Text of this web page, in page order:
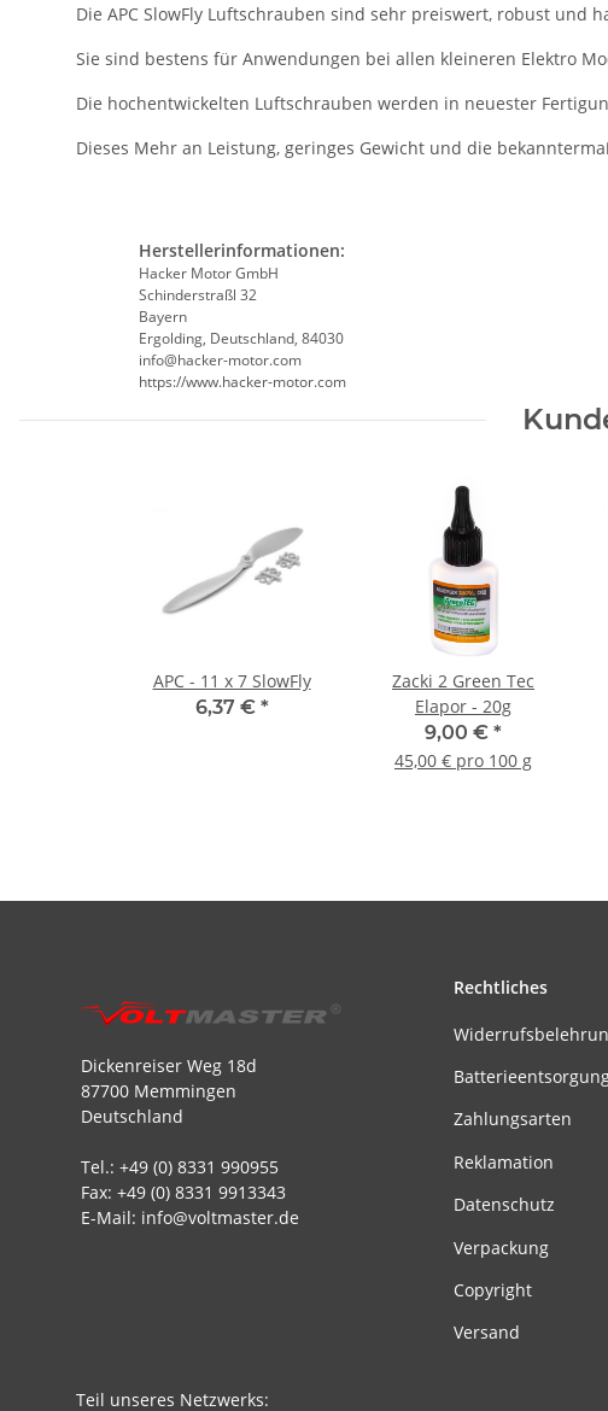
Die APC SlowFly Luftschrauben sind sehr preiswert, robust und
Sie sind bestens für Anwendungen bei allen kleineren Elektro
Die hochentwickelten Luftschrauben werden in neuester
Dieses Mehr an Leistung, geringes Gewicht und die
Herstellerinformationen:
Hacker Motor GmbH
Schinderstraßl 32
Bayern
Ergolding, Deutschland, 84030
info@hacker-motor.com
https://www.hacker-motor.com
APC - 11 x 7 SlowFly
6,37 € *
Zacki 2 Green Tec
Elapor - 20g
9,00 € *
45,00 € pro 100 g
Dickenreiser Weg 18d
87700 Memmingen
Deutschland
Tel.: +49 (0) 8331 990955
Fax: +49 (0) 8331 9913343
E-Mail: info@voltmaster.de
Rechtliches
Zahlungsarten
Reklamation
Datenschutz
Verpackung
Copyright
Versand
Teil unseres Netzwerks: